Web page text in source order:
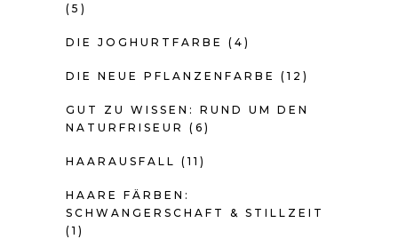
(5)
DIE JOGHURTFARBE (4)
DIE NEUE PFLANZENFARBE (12)
GUT ZU WISSEN: RUND UM DEN
NATURFRISEUR
(6)
HAARAUSFALL (11)
HAARE FÄRBEN:
SCHWANGERSCHAFT & STILLZEIT
(1)